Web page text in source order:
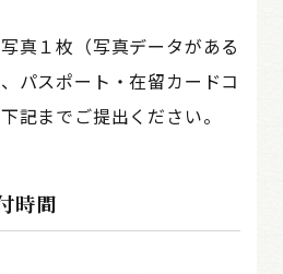
真１枚（写真データがある
パスポート・在留カードコ
記までご提出ください。
時間